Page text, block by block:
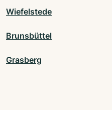
Wiefelstede
Brunsbüttel
Grasberg